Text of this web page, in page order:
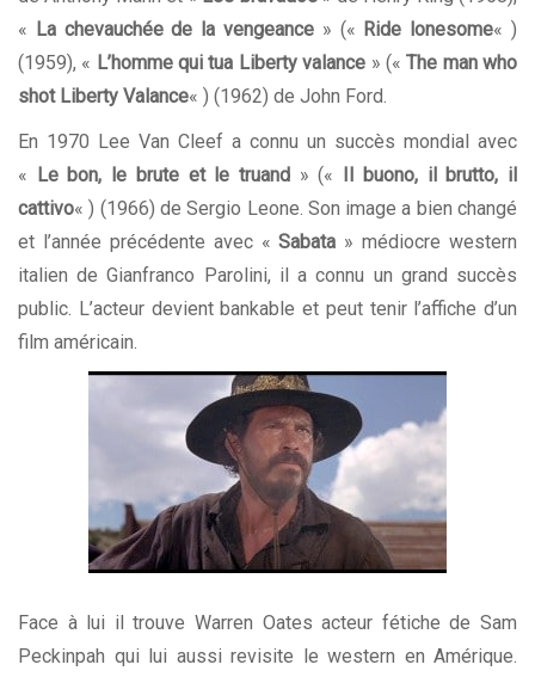
« La chevauchée de la vengeance » (« Ride lonesome« )
(1959), « L’homme qui tua Liberty valance » («The man who
shot Liberty Valance« ) (1962) de John Ford.
En 1970 Lee Van Cleef a connu un succès mondial avec
«
Le bon, le brute et le truand » («
Il buono, il brutto, il
cattivo« ) (1966) deSergio Leone. Son image a bien changé
et l’année précédente avec «Sabata » médiocre western
italien de Gianfranco Parolini, il a connu un grand succès
public. L’acteur devient bankable et peut tenir l’affiche d’un
film américain.
Face à lui il trouve Warren Oates acteur fétiche de Sam
Peckinpah qui lui aussi revisite le western en Amérique.